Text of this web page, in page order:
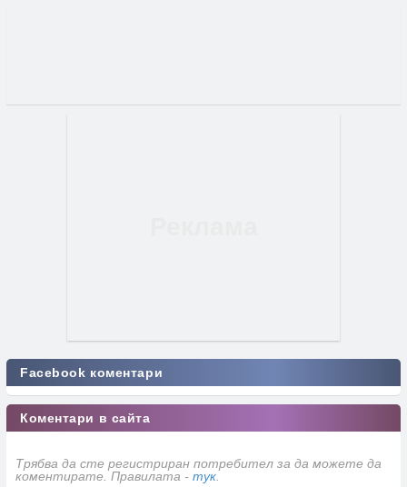
Facebook коментари
Коментари в сайта
Трябва да сте регистриран потребител за да можете да
коментирате. Правилата - тук